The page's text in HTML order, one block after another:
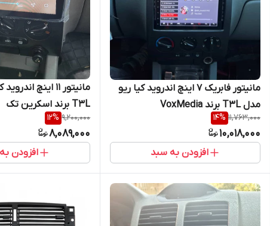
مانیتور فابریک ۷ اینچ اندروید کیا ریو
مدل T3L برند VoxMedia
11,763,000
14%
10,018,000
افزودن به سبد
مانیتور 11 اینچ
T3L برند اسکرین تک
9,200,000
12%
8,089,000
افزودن